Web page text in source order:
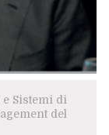
Sistemi di
del